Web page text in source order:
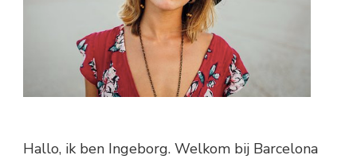
Hallo, ik ben Ingeborg. Welkom bij Barcelona